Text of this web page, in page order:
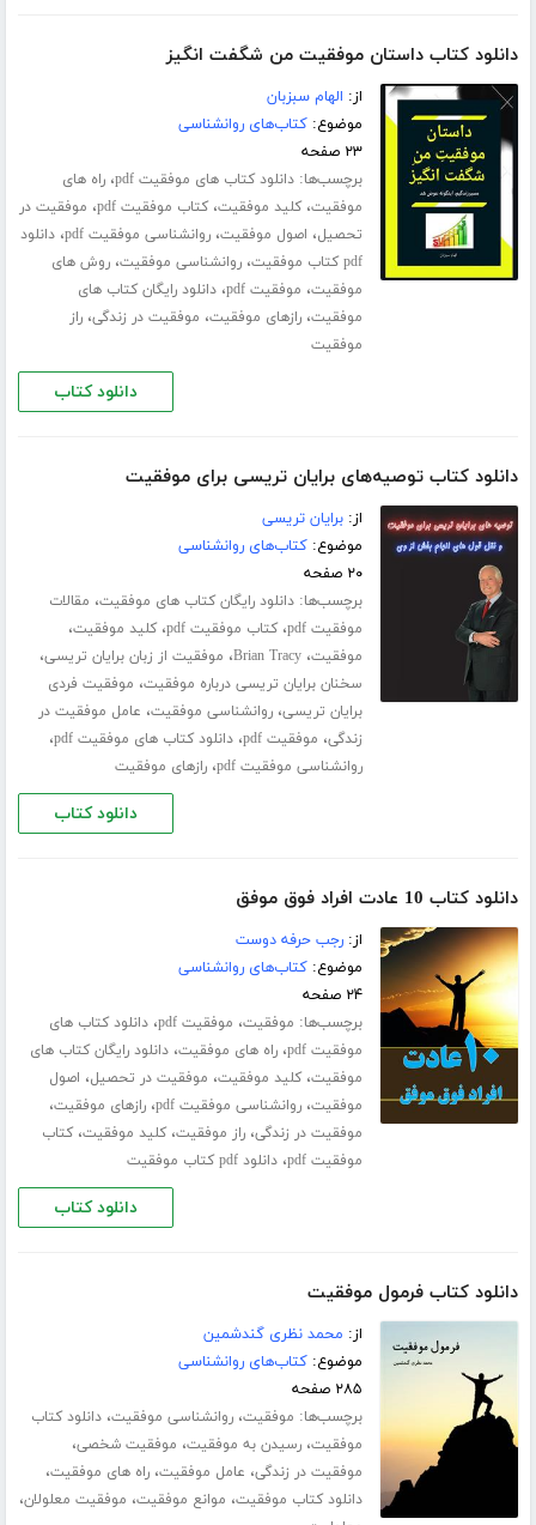
دانلود کتاب داستان موفقیت من شگفت انگیز
از: الهام سبزبان
موضوع:کتاب‌های روانشناسی
۲۳ صفحه
برچسب‌ها:دانلود کتاب های موفقیت pdf ،راه های
موفقیت،کلید موفقیت،کتاب موفقیت pdf ، موفقیت در
تحصیل، اصول موفقیت،روانشناسی موفقیت pdf ،دانلود
pdf کتاب موفقیت
،روانشناسی موفقیت،روش های
موفقیت، موفقیت pdf ،دانلود رایگان کتاب های
موفقیت،رازهای موفقیت، موفقیت در زندگی،راز
موفقیت
دانلود کتاب
دانلود کتاب توصیه‌های برایان تریسی برای موفقیت
از:برایان تریسی
موضوع:کتاب‌های روانشناسی
۲۰ صفحه
برچسب‌ها:دانلود رایگان کتاب های موفقیت، مقالات
موفقیت pdf
،کتاب موفقیت pdf ،کلید موفقیت،
موفقیت،Brian Tracy، موفقیت از زبان برایان تریسی،
سخنان برایان تریسی درباره موفقیت، موفقیت فردی
برایان تریسی،روانشناسی موفقیت، عامل موفقیت در
زندگی، موفقیت pdf ،دانلود کتاب های موفقیت pdf ،
روانشناسی موفقیت pdf ،رازهای موفقیت
دانلود کتاب
دانلود کتاب 10 عادت افراد فوق موفق
از:رجب حرفه دوست
موضوع:کتاب‌های روانشناسی
۲۴ صفحه
برچسب‌ها: موفقیت، موفقیت pdf ،دانلود کتاب های
موفقیت pdf
،راه های موفقیت،دانلود رایگان کتاب های
موفقیت،کلید موفقیت، موفقیت در تحصیل، اصول
موفقیت،روانشناسی موفقیت pdf ،رازهای موفقیت،
موفقیت در زندگی،راز موفقیت،کلید موفقیت،کتاب
موفقیت pdf
،دانلود pdf کتاب موفقیت
دانلود کتاب
دانلود کتاب فرمول موفقیت
از: محمد نظری گندشمین
موضوع:کتاب‌های روانشناسی
۲۸۵ صفحه
برچسب‌ها: موفقیت،روانشناسی موفقیت،دانلود کتاب
موفقیت،رسیدن به موفقیت، موفقیت شخصی،
موفقیت در زندگی، عامل موفقیت،راه های موفقیت،
دانلود کتاب موفقیت، موانع موفقیت، موفقیت معلولان،